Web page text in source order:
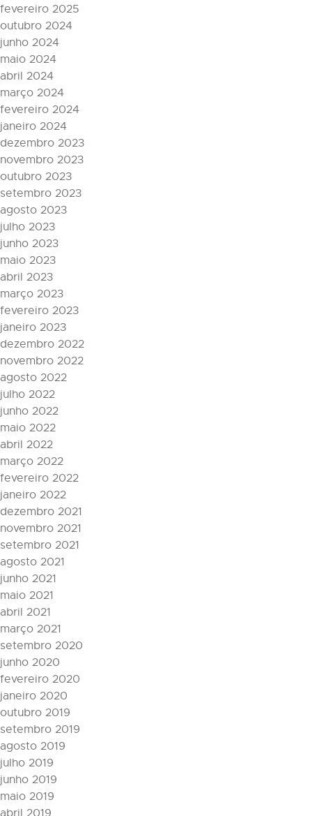
fevereiro 2025
outubro 2024
junho 2024
maio 2024
abril 2024
março 2024
fevereiro 2024
janeiro 2024
dezembro 2023
novembro 2023
outubro 2023
setembro 2023
agosto 2023
julho 2023
junho 2023
maio 2023
abril 2023
março 2023
fevereiro 2023
janeiro 2023
dezembro 2022
novembro 2022
agosto 2022
julho 2022
junho 2022
maio 2022
abril 2022
março 2022
fevereiro 2022
janeiro 2022
dezembro 2021
novembro 2021
setembro 2021
agosto 2021
junho 2021
maio 2021
abril 2021
março 2021
setembro 2020
junho 2020
fevereiro 2020
janeiro 2020
outubro 2019
setembro 2019
agosto 2019
julho 2019
junho 2019
maio 2019
abril 2019